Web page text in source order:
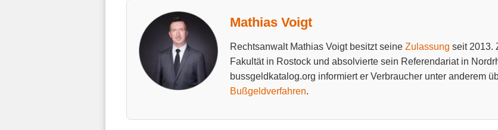
Mathias Voigt
Rechtsanwalt Mathias Voigt besitzt seine Zulassung seit 2013.
Fakultät in Rostock und absolvierte sein Referendariat in
bussgeldkatalog.org informiert er Verbraucher unter anderem
Bußgeldverfahren.